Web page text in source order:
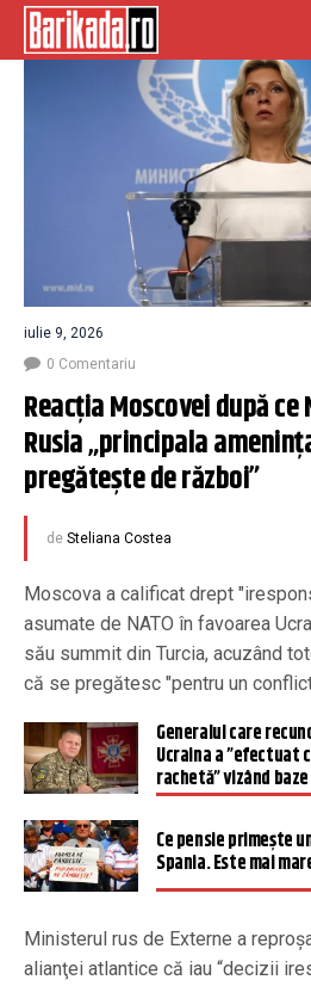
iulie 9, 2026
0 Comentariu
Reacția Moscovei după ce
Rusia „principala
pregătește de război”
de Steliana Costea
Moscova a calificat drept
asumate de NATO în favoarea
său summit din Turcia, acuzând
că se pregătesc "pentru un
Generalul care
Ucraina a ”efectuat
rachetă” vizând
Ce pensie primește
Spania. Este mai
Ministerul rus de Externe a
alianţei atlantice că iau “decizii